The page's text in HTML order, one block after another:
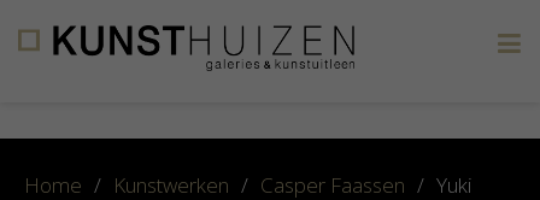
Home / Kunstwerken / Casper Faassen / Yuki